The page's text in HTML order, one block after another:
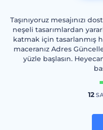
Taşınıyoruz mesajınızı
neşeli tasarımlardan
katmak için tasarlanmış
maceranız Adres
yüzle başlasın.
12